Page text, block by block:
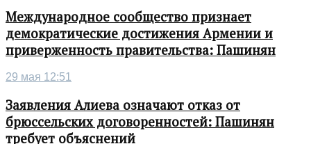
Международное сообщество признает
демократические достижения Армении и
приверженность правительства: Пашинян
29 мая 12:51
Заявления Алиева означают отказ от
брюссельских договоренностей: Пашинян
требует объяснений